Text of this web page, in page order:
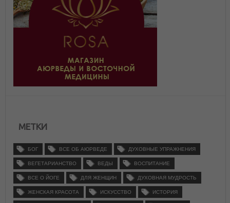
МЕТКИ
БОГ ВСЕ ОБ АЮРВЕДЕ ДУХОВНЫЕ УПРАЖНЕНИЯ
ВЕГЕТАРИАНСТВО ВЕДЫ ВОСПИТАНИЕ
ВСЕ О ЙОГЕ ДЛЯ ЖЕНЩИН ДУХОВНАЯ МУДРОСТЬ
ЖЕНСКАЯ КРАСОТА ИСКУССТВО ИСТОРИЯ